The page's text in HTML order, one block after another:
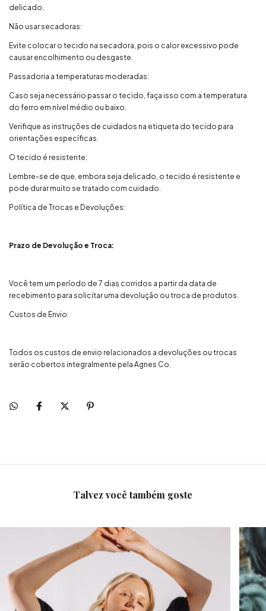
delicado.
Não usar secadoras:
Evite colocar o tecido na secadora, pois o calor excessivo pode
causar encolhimento ou desgaste.
Passadoria a temperaturas moderadas:
Caso seja necessário passar o tecido, faça isso com a temperatura
do ferro em nível médio ou baixo.
Verifique as instruções de cuidados na etiqueta do tecido para
orientações específicas.
O tecido é resistente:
Lembre-se de que, embora seja delicado, o tecido é resistente e
pode durar muito se tratado com cuidado.
Política de Trocas e Devoluções:
Prazo de Devolução e Troca:
Você tem um período de 7 dias corridos a partir da data de
recebimento para solicitar uma devolução ou troca de produtos.
Custos de Envio:
Todos os custos de envio relacionados a devoluções ou trocas
serão cobertos integralmente pela Agnes Co.
Talvez você também goste